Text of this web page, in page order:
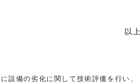
以上
設備の劣化に関して技術評価を行い、